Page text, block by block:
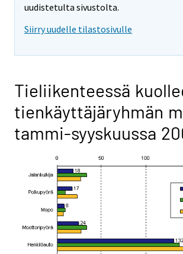
uudistetulta sivustolta.
Siirry uudelle tilastosivulle
Tieliikenteessä
tienkäyttäjäryhmän
tammi-syyskuussa